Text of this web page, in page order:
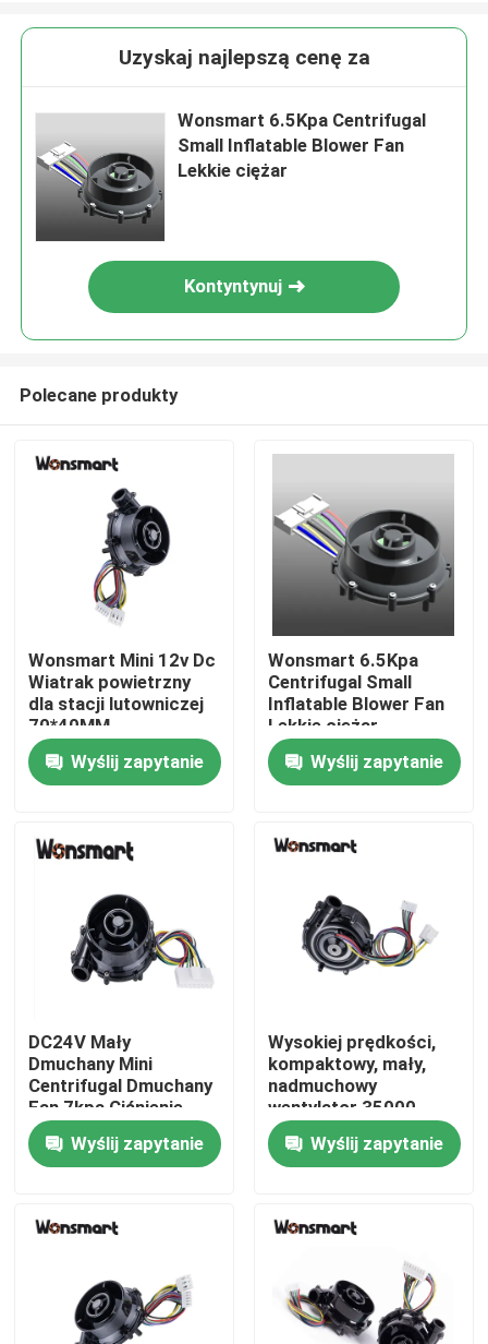
Do domu
Produkty
Filmy
Wycieczka po fabryce
Kontrola jakości
Skontaktuj się z nami
Poproś o wycenę
Uzyskaj najlepszą cenę za
Wonsmart 6.5Kpa Centrifugal
Small Inflatable Blower Fan
Lekkie ciężar
Kontyntynuj
Polecane produkty
Wonsmart Mini 12v Dc
Wiatrak powietrzny
dla stacji lutowniczej
70*40MM
Wyślij zapytanie
Wonsmart 6.5Kpa
Centrifugal Small
Inflatable Blower Fan
Lekkie ciężar
Wyślij zapytanie
DC24V Mały
Dmuchany Mini
Centrifugal Dmuchany
Fan 7kpa Ciśnienie
Wyślij zapytanie
Wysokiej prędkości,
kompaktowy, mały,
nadmuchowy
wentylator 35000
obr./min-43000
obr./minWyślij zapytanie